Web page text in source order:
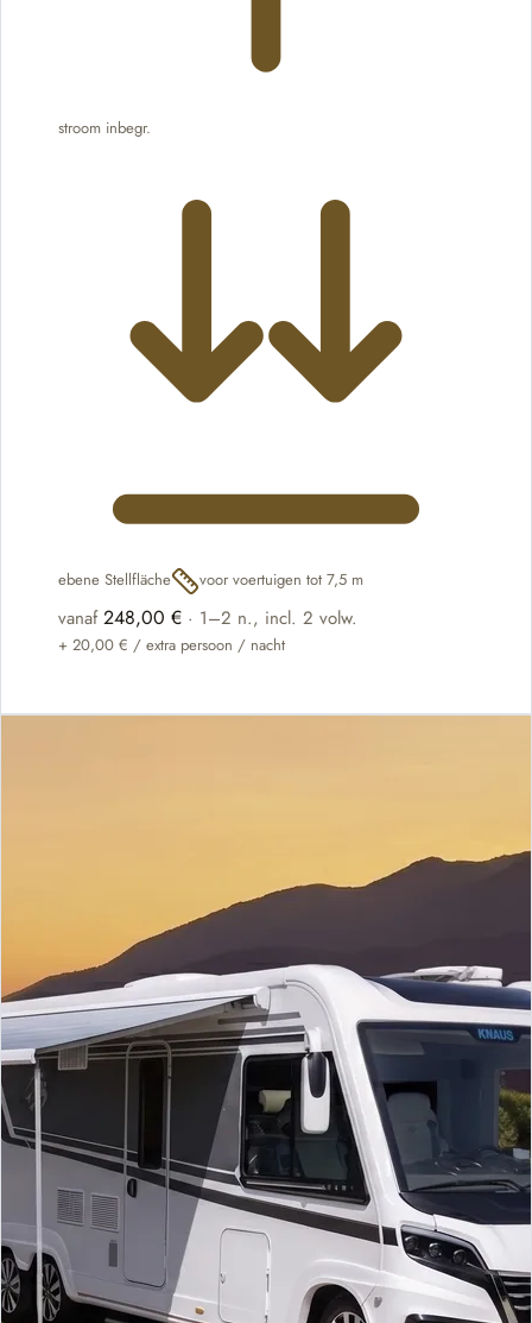
stroom inbegr.
ebene Stellfläche voor voertuigen tot 7,5 m
vanaf 248,00 € · 1–2 n., incl. 2 volw.
+ 20,00 € / extra persoon / nacht